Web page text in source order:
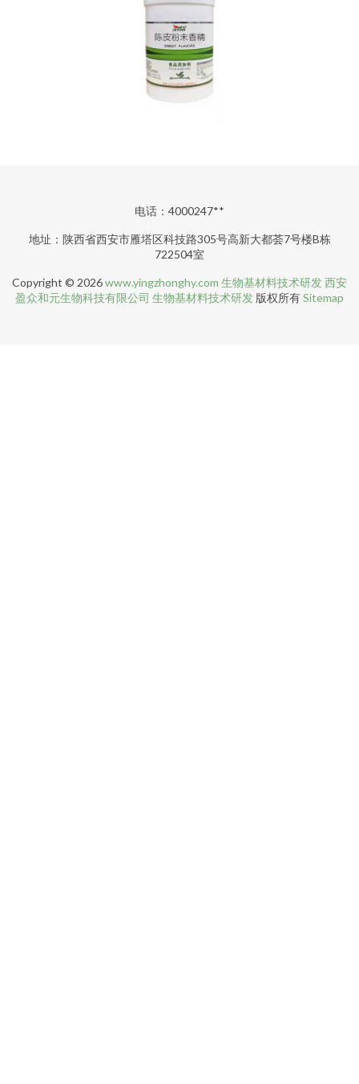
电话：4000247**
地址：陕西省西安市雁塔区科技路305号高新大都荟7号楼B栋
722504室
Copyright © 2026www.yingzhonghy.com 生物基材料技术研发西安
盈众和元生物科技有限公司 生物基材料技术研发 版权所有Sitemap